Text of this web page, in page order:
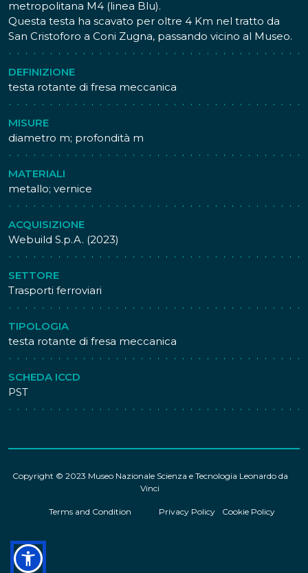
metropolitana M4 (linea Blu).
Questa testa ha scavato per oltre 4 Km nel tratto da
San Cristoforo a Coni Zugna, passando vicino al Museo.
DEFINIZIONE
testa rotante di fresa meccanica
MISURE
diametro m; profondità m
MATERIALI
metallo; vernice
ACQUISIZIONE
Webuild S.p.A. (2023)
SETTORE
Trasporti ferroviari
TIPOLOGIA
testa rotante di fresa meccanica
SCHEDA ICCD
PST
Copyright © 2023 Museo Nazionale Scienza e Tecnologia Leonardo da
Vinci
Terms and Condition Privacy Policy Cookie Policy